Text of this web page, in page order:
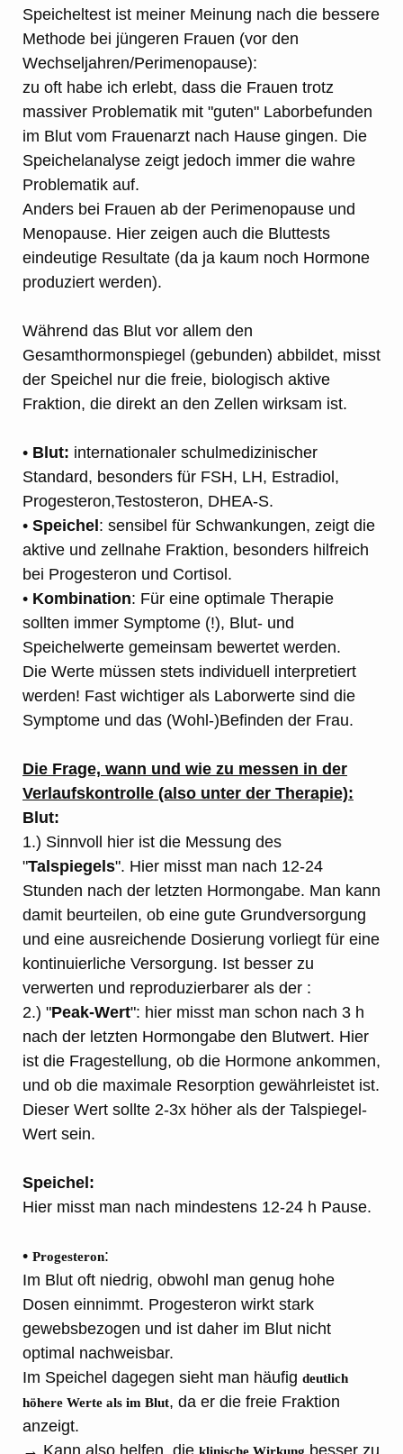
Speicheltest ist meiner Meinung nach die bessere
Methode bei jüngeren Frauen (vor den
Wechseljahren/Perimenopause):
zu oft habe ich erlebt, dass die Frauen trotz
massiver Problematik mit "guten" Laborbefunden
im Blut vom Frauenarzt nach Hause gingen. Die
Speichelanalyse zeigt jedoch immer die wahre
Problematik auf.
Anders bei Frauen ab der Perimenopause und
Menopause. Hier zeigen auch die Bluttests
eindeutige Resultate (da ja kaum noch Hormone
produziert werden).
Während das Blut vor allem den
Gesamthormonspiegel (gebunden) abbildet, misst
der Speichel nur die freie, biologisch aktive
Fraktion, die direkt an den Zellen wirksam ist.
• Blut: internationaler schulmedizinischer
Standard, besonders für FSH, LH, Estradiol,
Progesteron,Testosteron, DHEA-S.
• Speichel : sensibel für Schwankungen, zeigt die
aktive und zellnahe Fraktion, besonders hilfreich
bei Progesteron und Cortisol.
• Kombination: Für eine optimale Therapie
sollten immer Symptome (!), Blut- und
Speichelwerte gemeinsam bewertet werden.
Die Werte müssen stets individuell interpretiert
werden! Fast wichtiger als Laborwerte sind die
Symptome und das (Wohl-)Befinden der Frau.
Die Frage, wann und wie zu messen in der
Verlaufskontrolle (also unter der Therapie):
Blut:
1.) Sinnvoll hier ist die Messung des
"Talspiegels". Hier misst man nach 12-24
Stunden nach der letzten Hormongabe. Man kann
damit beurteilen, ob eine gute Grundversorgung
und eine ausreichende Dosierung vorliegt für eine
kontinuierliche Versorgung. Ist besser zu
verwerten und reproduzierbarer als der :
2.) "Peak-Wert": hier misst man schon nach 3 h
nach der letzten Hormongabe den Blutwert. Hier
ist die Fragestellung, ob die Hormone ankommen,
und ob die maximale Resorption gewährleistet ist.
Dieser Wert sollte 2-3x höher als der Talspiegel-
Wert sein.
Speichel:
Hier misst man nach mindestens 12-24 h Pause.
• Progesteron:
Im Blut oft niedrig, obwohl man genug hohe
Dosen einnimmt. Progesteron wirkt stark
gewebsbezogen und ist daher im Blut nicht
optimal nachweisbar.
Im Speichel dagegen sieht man häufig deutlich
höhere Werte als im Blut, da er die freie Fraktion
anzeigt.
→ Kann also helfen, die
besser zu